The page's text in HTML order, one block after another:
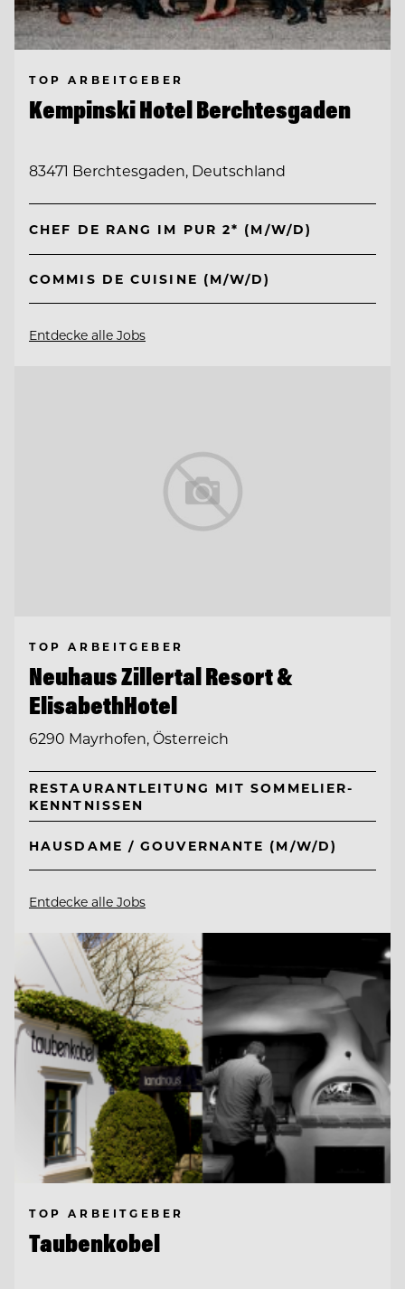
TOP ARBEITGEBER
Kempinski Hotel Berchtesgaden
83471 Berchtesgaden, Deutschland
CHEF DE RANG IM PUR 2* (M/W/D)
COMMIS DE CUISINE (M/W/D)
Entdecke alle Jobs
TOP ARBEITGEBER
Neuhaus Zillertal Resort &
ElisabethHotel
6290 Mayrhofen, Österreich
RESTAURANTLEITUNG MIT SOMMELIER-
KENNTNISSEN
HAUSDAME / GOUVERNANTE (M/W/D)
Entdecke alle Jobs
TOP ARBEITGEBER
Taubenkobel